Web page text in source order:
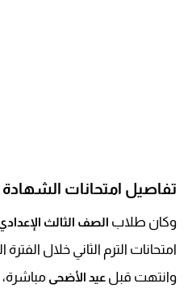
تفاصيل امتحانات الشهادة
وكان طلاب الصف الثالث
امتحانات الترم الثاني خلال الفترة
وانتهت قبل عيد الأضحى